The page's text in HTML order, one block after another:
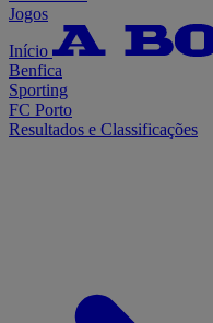
Jogos
Início
Benfica
Sporting
FC Porto
Resultados e Classificações